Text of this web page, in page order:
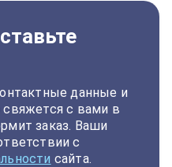
данные и
с вами в
заказ. Ваши
с
сайта.